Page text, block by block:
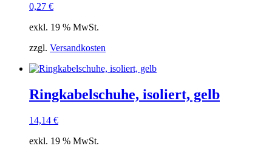
0,27 €
exkl. 19 % MwSt.
zzgl. Versandkosten
Ringkabelschuhe, isoliert, gelb
14,14 €
exkl. 19 % MwSt.